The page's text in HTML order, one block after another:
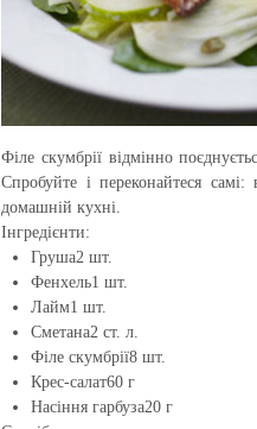
Філе скумбрії відмінно
Спробуйте і переконайтеся
домашній кухні.
Інгредієнти:
Груша2 шт.
Фенхель1 шт.
Лайм1 шт.
Сметана2 ст. л.
Філе скумбрії8 шт.
Крес-салат60 г
Насіння гарбуза20 г